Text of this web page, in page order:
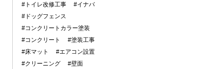
#トイレ改修工事
#イナバ
#ドッグフェンス
#コンクリートカラー塗装
#コンクリート
#塗装工事
#床マット
#エアコン設置
#クリーニング
#壁面